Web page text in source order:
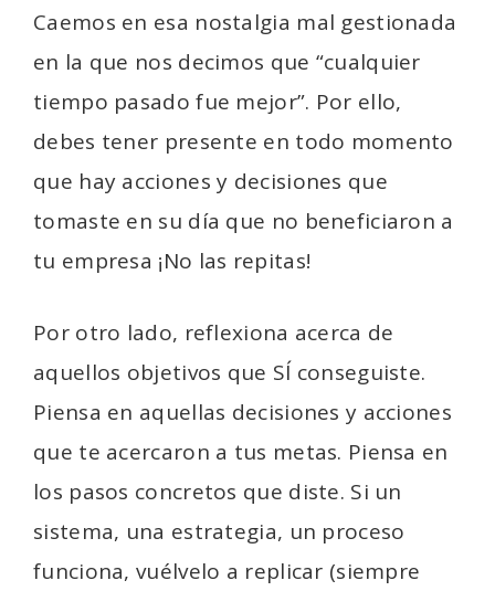
Caemos en esa nostalgia mal gestionada
en la que nos decimos que “cualquier
tiempo pasado fue mejor”. Por ello,
debes tener presente en todo momento
que hay acciones y decisiones que
tomaste en su día que no beneficiaron a
tu empresa ¡No las repitas!
Por otro lado, reflexiona acerca de
aquellos objetivos que SÍ conseguiste.
Piensa en aquellas decisiones y acciones
que te acercaron a tus metas. Piensa en
los pasos concretos que diste. Si un
sistema, una estrategia, un proceso
funciona, vuélvelo a replicar (siempre